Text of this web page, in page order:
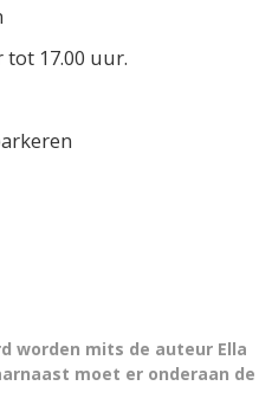
tot 17.00 uur.
worden mits de auteur Ella
moet er onderaan de